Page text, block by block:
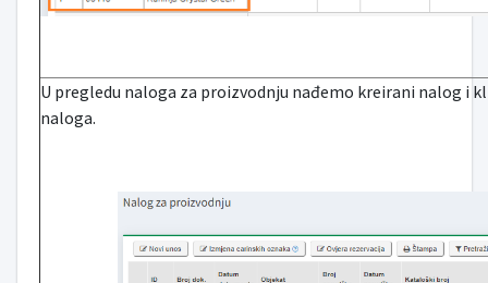
U pregledu naloga za proizvodnju nađemo kreirani nalog i
naloga.